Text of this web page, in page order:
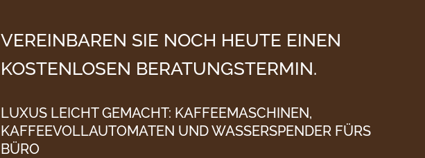
VEREINBAREN SIE NOCH HEUTE EINEN
KOSTENLOSEN BERATUNGSTERMIN.
LUXUS LEICHT GEMACHT: KAFFEEMASCHINEN,
KAFFEEVOLLAUTOMATEN UND WASSERSPENDER FÜRS
BÜRO